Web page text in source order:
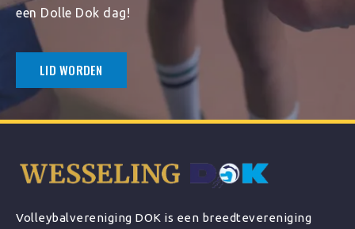
een Dolle Dok dag!
LID WORDEN
Volleybalvereniging DOK is een breedtevereniging